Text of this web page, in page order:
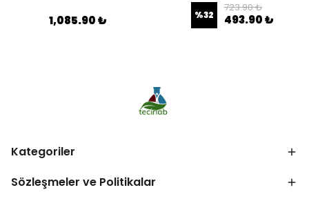
1,085.90 ₺ %32
723.90 ₺
493.90 ₺
Kategoriler
Sözleşmeler ve Politikalar